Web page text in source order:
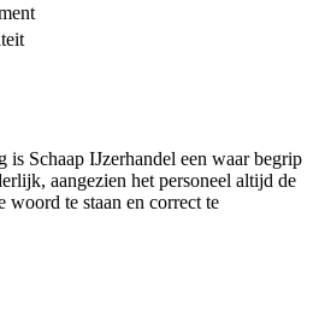
is Schaap IJzerhandel een waar begrip
aangezien het personeel altijd de
woord te staan en correct te